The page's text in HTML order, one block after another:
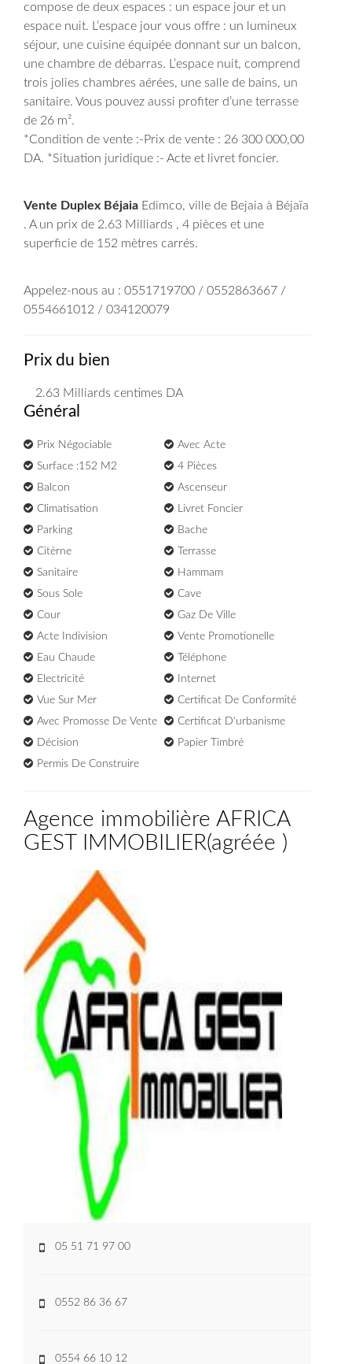
compose de deux espaces : un espace jour et un
espace nuit. L’espace jour vous offre : un lumineux
séjour, une cuisine équipée donnant sur un balcon,
une chambre de débarras. L’espace nuit, comprend
trois jolies chambres aérées, une salle de bains, un
sanitaire. Vous pouvez aussi profiter d’une terrasse
de 26 m².
*Condition de vente :-Prix de vente : 26 300 000,00
DA. *Situation juridique :- Acte et livret foncier.
Vente Duplex Béjaia Edimco, ville de Bejaia à Béjaïa
. A un prix de 2.63 Milliards , 4 pièces et une
superficie de 152 mètres carrés.
Appelez-nous au : 0551719700 / 0552863667 /
0554661012 / 034120079
Prix du bien
2.63 Milliards centimes DA
Général
Prix Négociable
Avec Acte
Surface :152 M2
4 Pièces
Balcon
Ascenseur
Climatisation
Livret Foncier
Parking
Bache
Citèrne
Terrasse
Sanitaire
Hammam
Sous Sole
Cave
Cour
Gaz De Ville
Acte Indivision
Vente Promotionelle
Eau Chaude
Téléphone
Electricité
Internet
Vue Sur Mer
Certificat De Conformité
Avec Promosse De Vente
Certificat D'urbanisme
Décision
Papier Timbré
Permis De Construire
Agence immobilière AFRICA
GEST IMMOBILIER(agréée )
05 51 71 97 00
0552 86 36 67
0554 66 10 12